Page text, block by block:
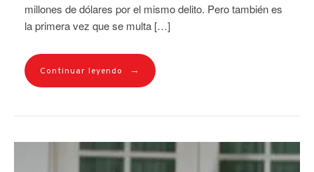
millones de dólares por el mismo delito. Pero también es
la primera vez que se multa […]
Continuar leyendo →